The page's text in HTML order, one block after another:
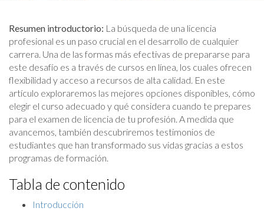
Resumen introductorio: La búsqueda de una licencia
profesional es un paso crucial en el desarrollo de cualquier
carrera. Una de las formas más efectivas de prepararse para
este desafío es a través de cursos en línea, los cuales ofrecen
flexibilidad y acceso a recursos de alta calidad. En este
artículo exploraremos las mejores opciones disponibles, cómo
elegir el curso adecuado y qué considera cuando te prepares
para el examen de licencia de tu profesión. A medida que
avancemos, también descubriremos testimonios de
estudiantes que han transformado sus vidas gracias a estos
programas de formación.
Tabla de contenido
Introducción